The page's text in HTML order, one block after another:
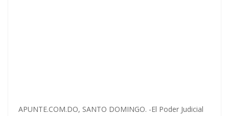
APUNTE.COM.DO, SANTO DOMINGO. -El Poder Judicial